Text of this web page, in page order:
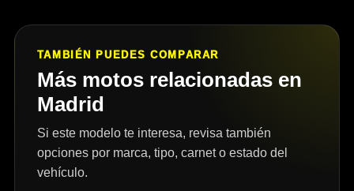
TAMBIÉN PUEDES COMPARAR
Más motos relacionadas en
Madrid
Si este modelo te interesa, revisa también
opciones por marca, tipo, carnet o estado del
vehículo.